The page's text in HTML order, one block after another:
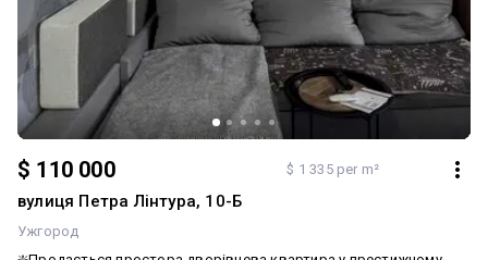
$ 110 000 $ 1 335 per m²
вулиця Петра Лінтура, 10-Б
Ужгород